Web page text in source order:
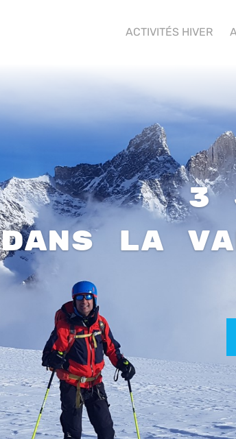
ACTIVITÉS HIVER
3
dans la